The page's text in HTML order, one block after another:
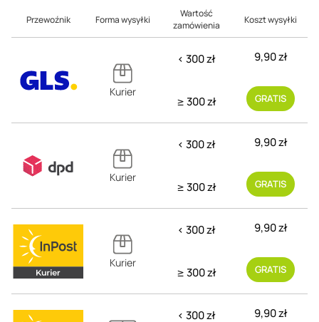
Przewoźnik Forma wysyłki
Wartość
zamówienia
Koszt wysyłki
Kurier
< 300 zł
≥ 300 zł
9,90 zł
GRATIS
Kurier
< 300 zł
≥ 300 zł
9,90 zł
GRATIS
Kurier
< 300 zł
≥ 300 zł
9,90 zł
GRATIS
< 300 zł 9,90 zł